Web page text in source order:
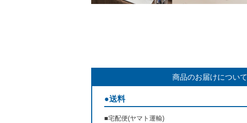
商品のお届けについて
●送料
■宅配便(ヤマト運輸)